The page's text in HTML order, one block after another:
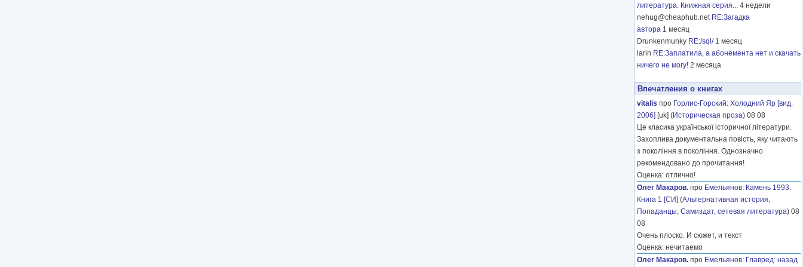
литература. Книжная серия... 4 недели
nehug@cheaphub.net RE:Загадка
автора 1 месяц
Drunkenmunky RE:/sql/ 1 месяц
larin RE:Заплатила, а абонемента нет и скачать
ничего не могу! 2 месяца
Впечатления о книгах
vitalis про Горлис-Горский: Холодний Яр [вид.
2006] [uk] (Историческая проза) 08 08
Це класика української історичної літератури.
Захоплива документальна повість, яку читають
з покоління в покоління. Однозначно
рекомендовано до прочитання!
Оценка: отлично!
Олег Макаров. про Емельянов: Камень 1993.
Книга 1 [СИ] (Альтернативная история,
Попаданцы, Самиздат, сетевая литература) 08
08
Очень плоско. И сюжет, и текст
Оценка: нечитаемо
Олег Макаров. про Емельянов: Главред: назад